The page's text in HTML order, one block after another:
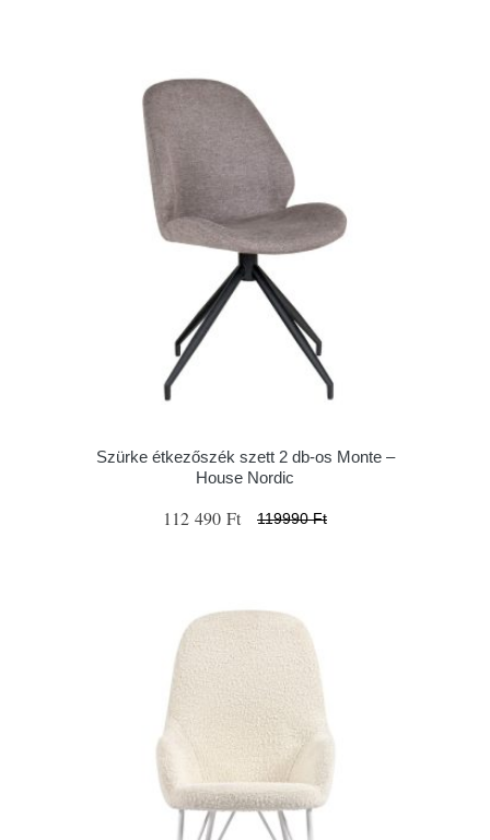
Szürke étkezőszék szett 2 db-os Monte –
House Nordic
112 490 Ft 119990 Ft